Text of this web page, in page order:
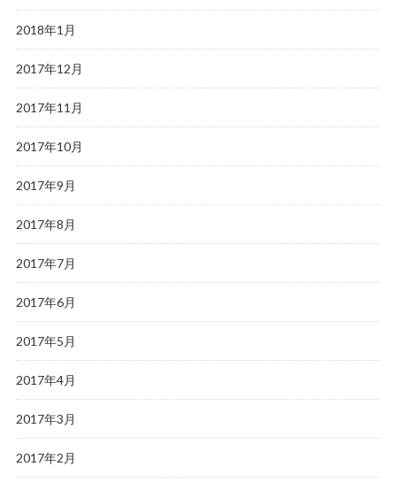
2018年1月
2017年12月
2017年11月
2017年10月
2017年9月
2017年8月
2017年7月
2017年6月
2017年5月
2017年4月
2017年3月
2017年2月